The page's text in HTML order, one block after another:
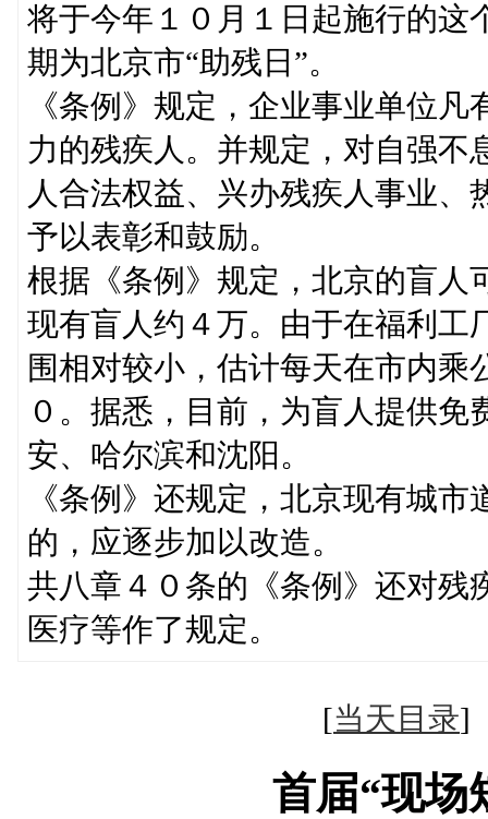
将于今年１０月１日起施行的这
期为北京市“助残日”。
《条例》规定，企业事业单位
力的残疾人。并规定，对自强不
人合法权益、兴办残疾人事业
予以表彰和鼓励。
根据《条例》规定，北京的盲人
现有盲人约４万。由于在福利工
围相对较小，估计每天在市内
０。据悉，目前，为盲人提供
安、哈尔滨和沈阳。
《条例》还规定，北京现有城
的，应逐步加以改造。
共八章４０条的《条例》还对残
医疗等作了规定。
[当天目录
首届“现场